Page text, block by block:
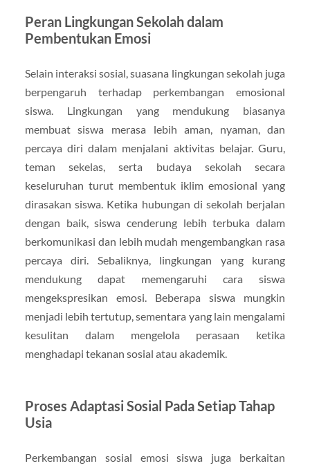
Peran Lingkungan Sekolah dalam
Pembentukan Emosi
Selain interaksi sosial, suasana lingkungan sekolah juga
berpengaruh terhadap perkembangan emosional
siswa. Lingkungan yang mendukung biasanya
membuat siswa merasa lebih aman, nyaman, dan
percaya diri dalam menjalani aktivitas belajar. Guru,
teman sekelas, serta budaya sekolah secara
keseluruhan turut membentuk iklim emosional yang
dirasakan siswa. Ketika hubungan di sekolah berjalan
dengan baik, siswa cenderung lebih terbuka dalam
berkomunikasi dan lebih mudah mengembangkan rasa
percaya diri. Sebaliknya, lingkungan yang kurang
mendukung dapat memengaruhi cara siswa
mengekspresikan emosi. Beberapa siswa mungkin
menjadi lebih tertutup, sementara yang lain mengalami
kesulitan dalam mengelola perasaan ketika
menghadapi tekanan sosial atau akademik.
Proses Adaptasi Sosial Pada Setiap Tahap
Usia
Perkembangan sosial emosi siswa juga berkaitan